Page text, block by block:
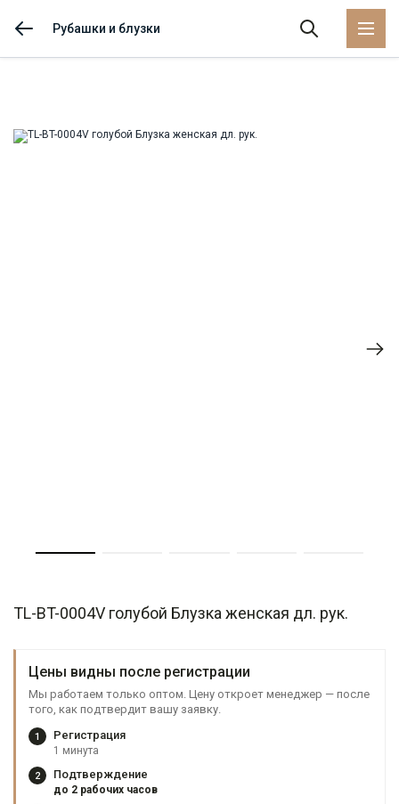
Рубашки и блузки
TL-BT-0004V голубой Блузка женская дл. рук.
Цены видны после регистрации
Мы работаем только оптом. Цену откроет менеджер — после
того, как подтвердит вашу заявку.
1 Регистрация
1 минута
2 Подтверждение
до 2 рабочих часов